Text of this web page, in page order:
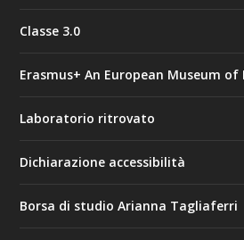
Classe 3.0
Erasmus+ An European Museum of
Laboratorio ritrovato
Dichiarazione accessibilità
Borsa di studio Arianna Tagliaferri